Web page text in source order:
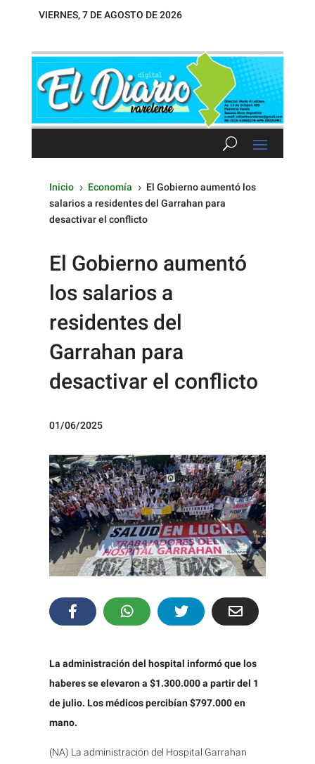
VIERNES, 7 DE AGOSTO DE 2026
Inicio 5 Economía 5 El Gobierno aumentó los
salarios a residentes del Garrahan para
desactivar el conflicto
El Gobierno aumentó
los salarios a
residentes del
Garrahan para
desactivar el conflicto
01/06/2025
La administración del hospital informó que los
haberes se elevaron a $1.300.000 a partir del 1
de julio. Los médicos percibían $797.000 en
mano.
(NA) La administración del Hospital Garrahan